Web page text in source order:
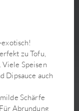
zu Tofu,
Viele Speisen
Dipsauce auch
Schärfe
Abrundung